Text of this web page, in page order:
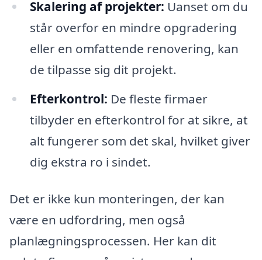
Skalering af projekter: Uanset om du
står overfor en mindre opgradering
eller en omfattende renovering, kan
de tilpasse sig dit projekt.
Efterkontrol: De fleste firmaer
tilbyder en efterkontrol for at sikre, at
alt fungerer som det skal, hvilket giver
dig ekstra ro i sindet.
Det er ikke kun monteringen, der kan
være en udfordring, men også
planlægningsprocessen. Her kan dit